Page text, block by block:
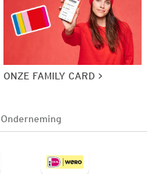
ONZE FAMILY CARD
Onderneming